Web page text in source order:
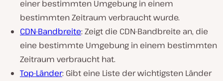
einer bestimmten Umgebung in einem
bestimmten Zeitraum verbraucht wurde.
CDN-Bandbreite: Zeigt die CDN-Bandbreite an, die
eine bestimmte Umgebung in einem bestimmten
Zeitraum verbraucht hat.
Top-Länder: Gibt eine Liste der wichtigsten Länder